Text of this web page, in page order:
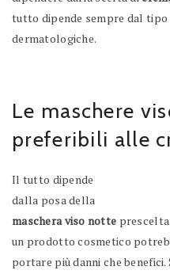
tutto dipende sempre dal
dermatologiche.
Le maschere
preferibili alle
Il tutto dipende
dalla posa della
maschera viso notte
un prodotto cosmetico
portare più danni che